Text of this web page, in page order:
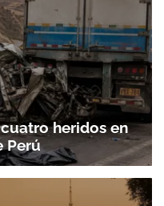
heridos en
Perú